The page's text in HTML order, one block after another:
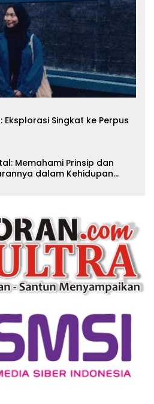
Eksplorasi Singkat ke Perpus
Memahami Prinsip dan
dalam Kehidupan